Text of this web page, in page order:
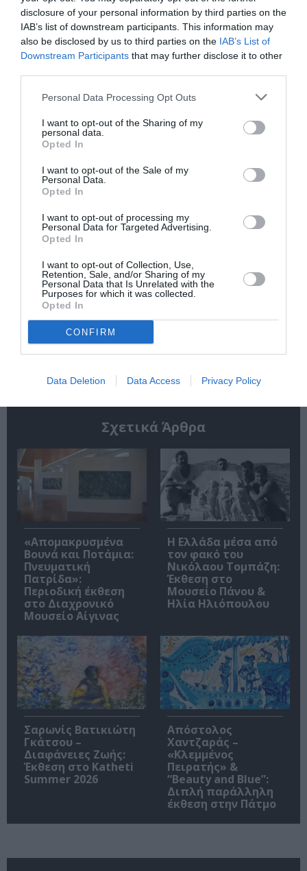
disclosure of your personal information by third parties on the
IAB’s list of downstream participants. This information may
also be disclosed by us to third parties on the IAB’s List of
Downstream Participants that may further disclose it to other
Personal Data Processing Opt Outs
I want to opt-out of the Sharing of my
personal data.
Opted In
I want to opt-out of the Sale of my
Personal Data.
Opted In
I want to opt-out of processing my
Personal Data for Targeted Advertising.
Opted In
I want to opt-out of Collection, Use,
Retention, Sale, and/or Sharing of my
Personal Data that Is Unrelated with the
Purposes for which it was collected.
Opted In
CONFIRM
Data Deletion Data Access Privacy Policy
μάθετε πρώτοι όλες τις ειδήσεις
Δείτε όλα τατελευταία νέαγια την Τέχνη και τον
Culturenow.gr
Νέοι Διαγωνισμοί❯
Tags
ΕΙΚΑΣΤΙΚΕΣ ΕΚΘΕΣΕΙΣ
Newsletter
Κάθε βδομάδα στο e-mail σας τα τελευταία νέα για
την Τέχνη και τον Πολιτισμό!
Ακολουθήστε το Culturenow.gr
Σχετικά Άρθρα
«Απομακρυσμένα
Βουνά και Ποτάμια:
Πνευματική
Πατρίδα»:
Περιοδική έκθεση
στο Διαχρονικό
Μουσείο Αίγινας
Η Ελλάδα μέσα από
τον φακό του
Νικόλαου Τομπάζη:
Έκθεση στο
Μουσείο Πάνου &
Ηλία Ηλιόπουλου
Σαρωνίς Βατικιώτη
Γκάτσου –
Διαφάνειες Ζωής:
Έκθεση στο Katheti
Summer 2026
Απόστολος
Χαντζαράς –
«Κλεμμένος
Πειρατής» &
“Beauty and Blue”:
Διπλή παράλληλη
έκθεση στην Πάτμο